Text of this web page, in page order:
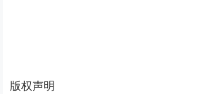
版权声明